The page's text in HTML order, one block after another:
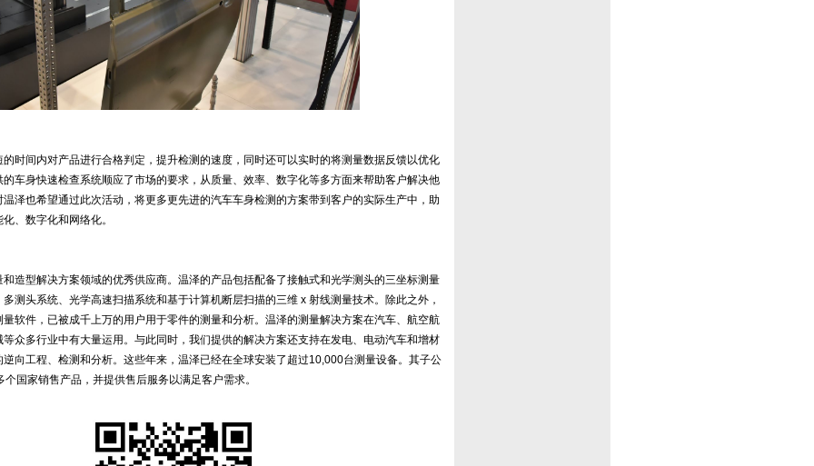
时间内对产品进行合格判定，提升检测的速度，同时还可以实时的将测量数据反馈以优化
车身快速检查系统顺应了市场的要求，从质量、效率、数字化等多方面来帮助客户解决他
泽也希望通过此次活动，将更多更先进的汽车车身检测的方案带到客户的实际生产中，助
、数字化和网络化。
造型解决方案领域的优秀供应商。温泽的产品包括配备了接触式和光学测头的三坐标测量
测头系统、光学高速扫描系统和基于计算机断层扫描的三维 x 射线测量技术。除此之外，
软件，已被成千上万的用户用于零件的测量和分析。温泽的测量解决方案在汽车、航空航
众多行业中有大量运用。与此同时，我们提供的解决方案还支持在发电、电动汽车和增材
向工程、检测和分析。这些年来，温泽已经在全球安装了超过10,000台测量设备。其子公
国家销售产品，并提供售后服务以满足客户需求。